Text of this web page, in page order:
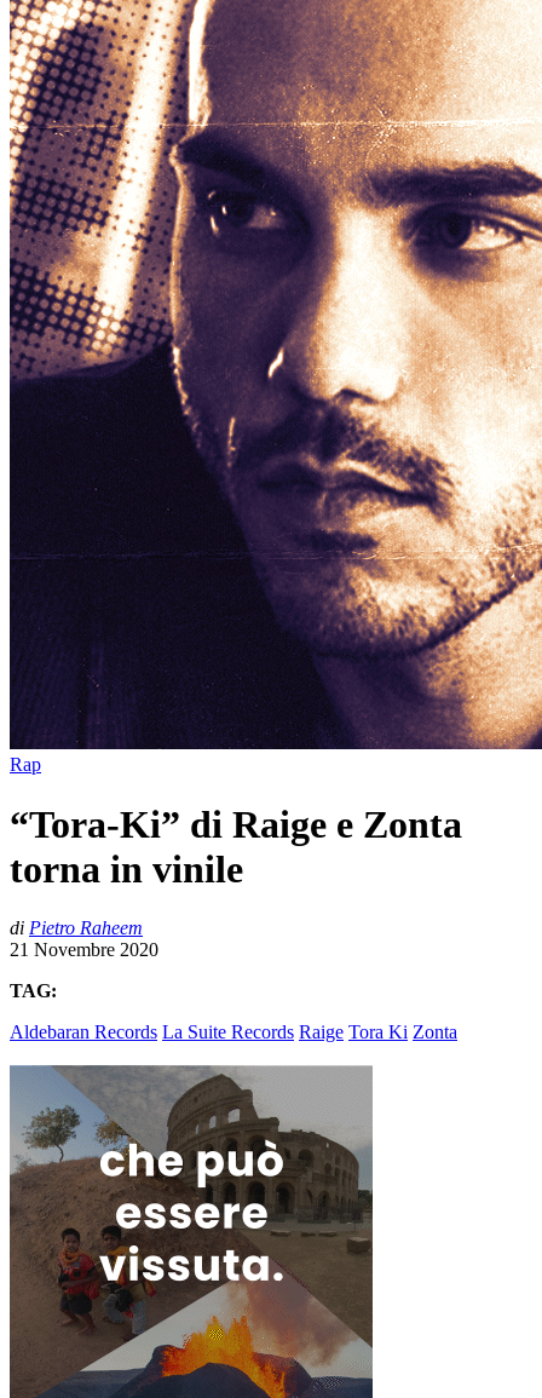
Rap
“Tora-Ki” di Raige e Zonta
torna in vinile
di Pietro Raheem
21 Novembre 2020
TAG:
Aldebaran Records La Suite Records Raige Tora Ki Zonta